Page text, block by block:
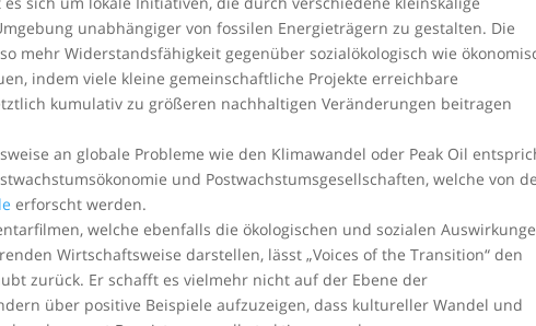
unabhängiger von fossilen Energieträgern zu gestalten. Die
mehr Widerstandsfähigkeit gegenüber sozialökologisch wie
indem viele kleine gemeinschaftliche Projekte erreichbare
kumulativ zu größeren nachhaltigen Veränderungen beitragen
an globale Probleme wie den Klimawandel oder Peak Oil
und Postwachstumsgesellschaften, welche von
erforscht werden.
welche ebenfalls die ökologischen und sozialen
Wirtschaftsweise darstellen, lässt „Voices of the Transition“ den
zurück. Er schafft es vielmehr nicht auf der Ebene der
über positive Beispiele aufzuzeigen, dass kultureller Wandel und